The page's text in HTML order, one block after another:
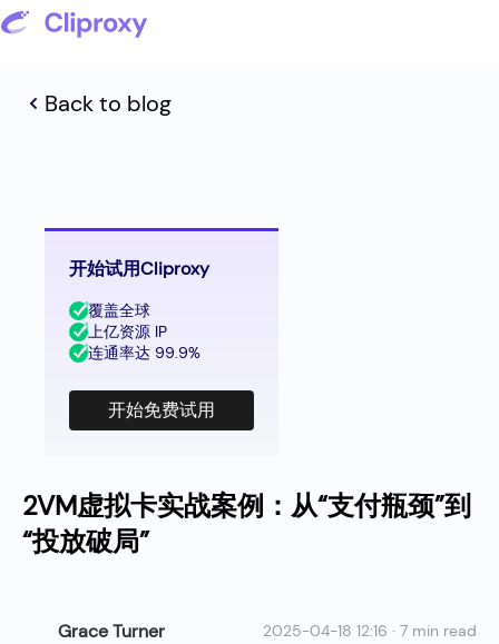
Back to blog
2VM虚拟卡实战案例：从“支付瓶颈”到
“投放破局”
Grace Turner 2025-04-18 12:16 · 7 min read
开始试用Cliproxy
覆盖全球
上亿资源 IP
连通率达 99.9%
开始免费试用